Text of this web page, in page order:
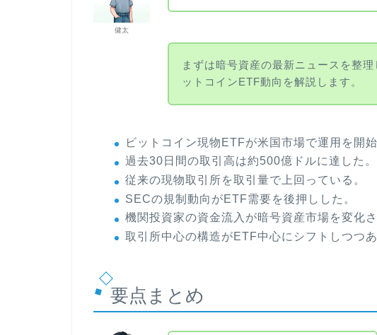
健太
まずは暗号資産の最新ニュースを整
ットコインETF動向を解説します。
ビットコイン現物ETFが米国市場で運用を開始
過去30日間の取引高は約500億ドルに達した。
従来の現物取引所を取引量で上回っている。
SECの規制動向がETF需要を後押しした。
機関投資家の資金流入が暗号資産市場を変化さ
取引所中心の構造がETF中心にシフトしつつあ
要点まとめ